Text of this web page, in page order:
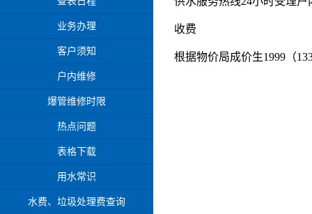
业务办理
客户须知
户内维修
爆管维修时限
热点问题
表格下载
用水常识
水费、垃圾处理费查询
收费
根据物价局成价生1999（